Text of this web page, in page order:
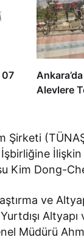
07
Alevlere
Şirketi
Kim Dong-
ve
Müdürü